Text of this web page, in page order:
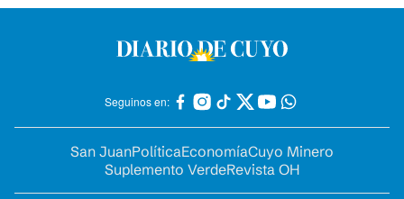
Seguinos en:
San JuanPolíticaEconomíaCuyo Minero
Suplemento VerdeRevista OH